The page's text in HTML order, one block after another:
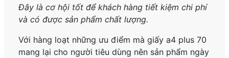
Đây là cơ hội tốt để khách hàng tiết kiệm chi phí
và có được sản phẩm chất lượng.
Với hàng loạt những ưu điểm mà giấy a4 plus 70
mang lại cho người tiêu dùng nên sản phẩm ngày